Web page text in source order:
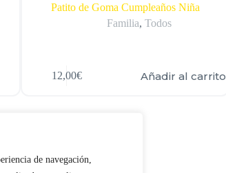
de navegación,
Patito de Goma Cumpleaños Niña
Familia, Todos
12,00€ Añadir al carrito